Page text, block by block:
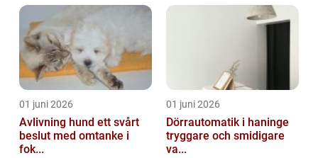
01 juni 2026
Avlivning hund ett svårt
beslut med omtanke i
fok...
01 juni 2026
Dörrautomatik i haninge
tryggare och smidigare
va...